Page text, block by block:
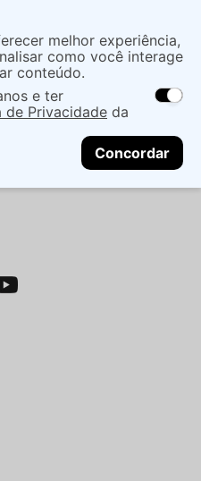
de entrega variam de
Não sei meu CEP
CONTINUAR
melhor experiência,
como você interage
conteúdo.
e ter
de Privacidade da
Concordar